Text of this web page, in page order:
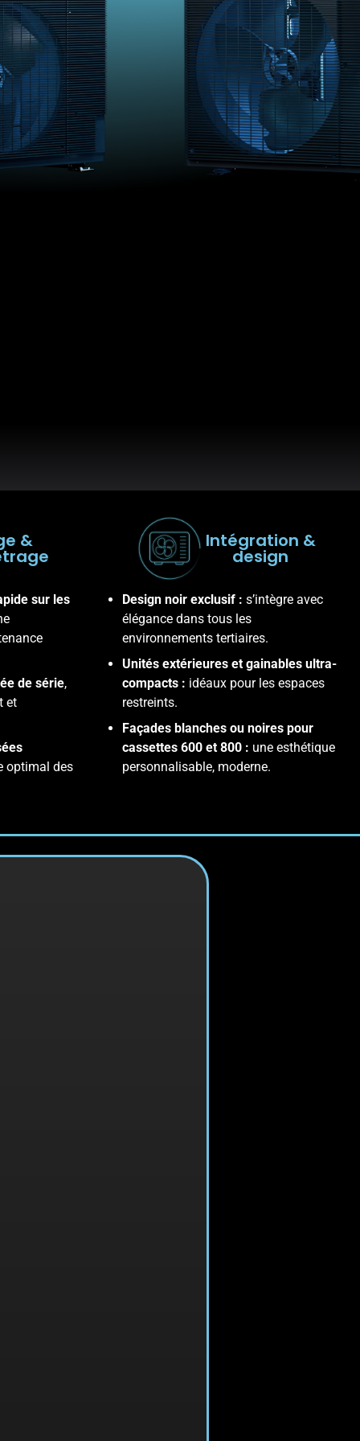
&
sur les
de série,
et
optimal des
Intégration &
design
Design noir exclusif : s’intègre avec
élégance dans tous les
environnements tertiaires.
Unités extérieures et gainables ultra-
compacts : idéaux pour les espaces
restreints.
Façades blanches ou noires pour
cassettes 600 et 800 : une esthétique
personnalisable, moderne.